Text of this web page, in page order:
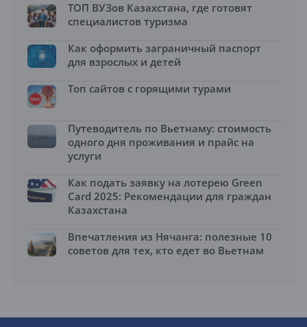
ТОП ВУЗов Казахстана, где готовят
специалистов туризма
Как оформить заграничный паспорт
для взрослых и детей
Топ сайтов с горящими турами
Путеводитель по Вьетнаму: стоимость
одного дня проживания и прайс на
услуги
Как подать заявку на лотерею Green
Card 2025: Рекомендации для граждан
Казахстана
Впечатления из Нячанга: полезные 10
советов для тех, кто едет во Вьетнам